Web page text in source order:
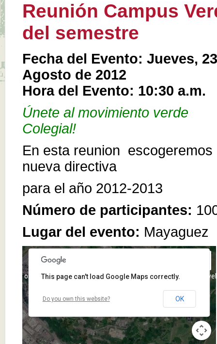
Reunión Campus
del semestre
Fecha del Evento: Jueves,
Agosto de 2012
Hora del Evento: 10:30 a.m.
Únete al movimiento verde
Colegial!
En esta reunion escogeremos
nueva directiva
para el año 2012-2013
Número de participantes:
Lugar del evento: Mayaguez
only For development purposes only For
This page can't load Google Maps correctly.
Do you own this website? OK